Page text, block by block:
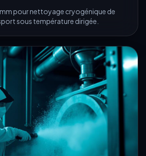
pour nettoyage cryogénique de
sous température dirigée.